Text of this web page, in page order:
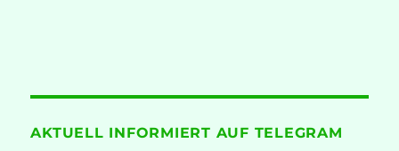
AKTUELL INFORMIERT AUF TELEGRAM